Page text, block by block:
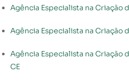
Agência Especialista na Criação
Agência Especialista na Criação
Agência Especialista na Criação
CE